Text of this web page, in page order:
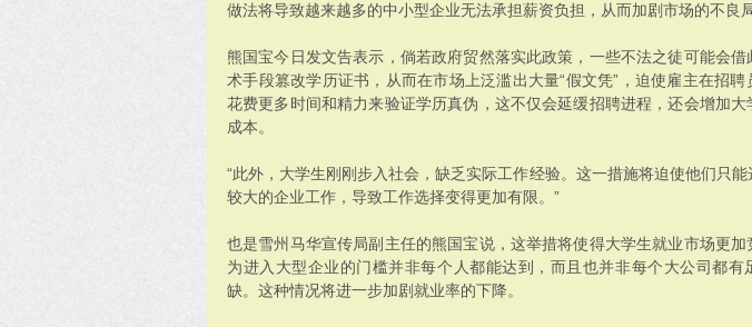
做法将导致越来越多的中小型企业无法承担薪资负担，从而加剧市场的不良局
熊国宝今日发文告表示，倘若政府贸然落实此政策，一些不法之徒可能会借
术手段篡改学历证书，从而在市场上泛滥出大量“假文凭”，迫使雇主在招聘
花费更多时间和精力来验证学历真伪，这不仅会延缓招聘进程，还会增加大
成本。
“此外，大学生刚刚步入社会，缺乏实际工作经验。这一措施将迫使他们只
较大的企业工作，导致工作选择变得更加有限。”
也是雪州马华宣传局副主任的熊国宝说，这举措将使得大学生就业市场更加
为进入大型企业的门槛并非每个人都能达到，而且也并非每个大公司都有
缺。这种情况将进一步加剧就业率的下降。